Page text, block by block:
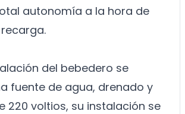
autonomía a la hora de
del bebedero se
fuente de agua, drenado y
220 voltios, su instalación se